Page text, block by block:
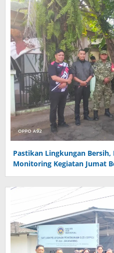
Pastikan Lingkungan
Monitoring Kegiatan Jumat